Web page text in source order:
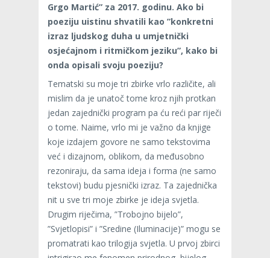
Grgo Martić” za 2017. godinu. Ako bi
poeziju uistinu shvatili kao ”konkretni
izraz ljudskog duha u umjetnički
osjećajnom i ritmičkom jeziku”, kako bi
onda opisali svoju poeziju?
Tematski su moje tri zbirke vrlo različite, ali
mislim da je unatoč tome kroz njih protkan
jedan zajednički program pa ću reći par riječi
o tome. Naime, vrlo mi je važno da knjige
koje izdajem govore ne samo tekstovima
već i dizajnom, oblikom, da međusobno
rezoniraju, da sama ideja i forma (ne samo
tekstovi) budu pjesnički izraz. Ta zajednička
nit u sve tri moje zbirke je ideja svjetla.
Drugim riječima, ”Trobojno bijelo”,
”Svjetlopisi” i ”Sredine (Iluminacije)” mogu se
promatrati kao trilogija svjetla. U prvoj zbirci